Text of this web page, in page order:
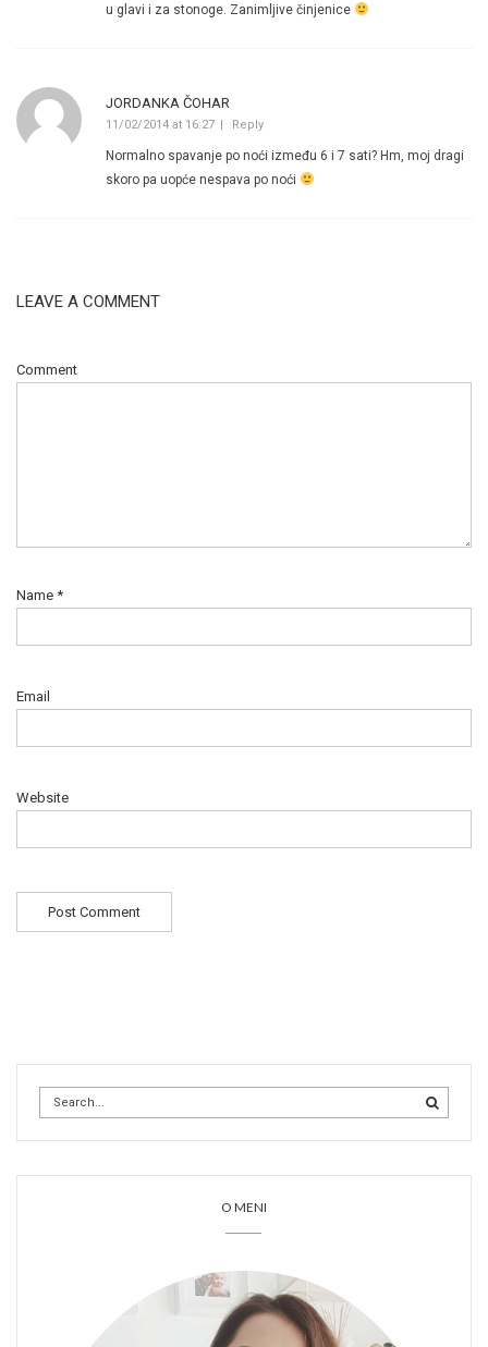
u glavi i za stonoge. Zanimljive činjenice
JORDANKA ČOHAR
11/02/2014 at 16:27 Reply
Normalno spavanje po noći između 6 i 7 sati? Hm, moj dragi
skoro pa uopće nespava po noći
LEAVE A COMMENT
Comment
Name *
Email
Website
O MENI